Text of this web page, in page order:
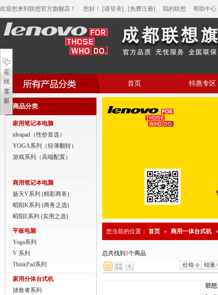
欢迎您来到联想官方旗舰店！ 您好 ！ [请登录] [免费注册] 我的联想 帮助中心
家用笔记本电脑
商用笔记本电脑
平板电脑
商用分体台式机
家用一体台式机
ThinkPad
ThinkStation工作站
联想服务器
首页 特惠专区
商品分类
家用笔记本电脑
ideapad（性价首选）
YOGA系列（轻薄翻转）
游戏系列（高端配置）
商用笔记本电脑
扬天V系列 (精彩商务)
昭阳K系列 (商务之选)
昭阳E系列 (实用之选)
平板电脑
Yoga系列
V 系列
ThinkPad系列
家用分体台式机
拯救者系列
您当前的位置： 首页 » 商用一体台式机 »
总共找到 1个商品
价格
销量
联